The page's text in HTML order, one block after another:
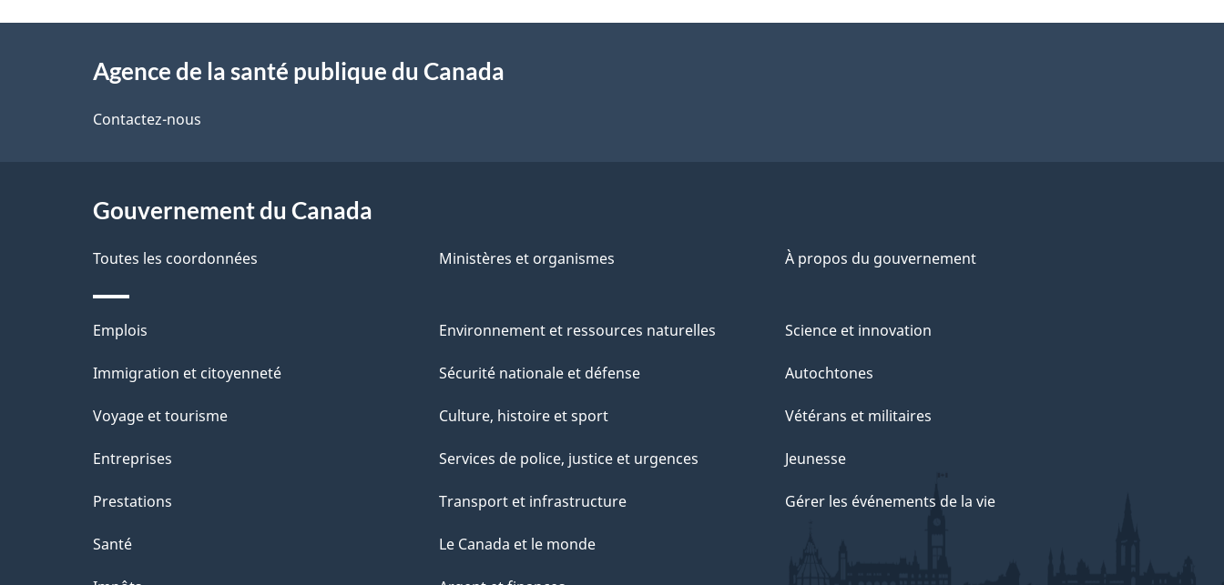
a
l
d
e
l
proposAgence de la santé publique du Canada
Contactez-nous
Gouvernement du Canada
Toutes les coordonnées Ministères et organismes À propos du gouvernement
Thèmes
et
Emplois
Immigration et citoyenneté
Voyage et tourisme
Entreprises
Prestations
Santé
Environnement et ressources naturelles
Sécurité nationale et défense
Culture, histoire et sport
Services de police, justice et urgences
Transport et infrastructure
Le Canada et le monde
Science et innovation
Autochtones
Vétérans et militaires
Jeunesse
Gérer les événements de la vie